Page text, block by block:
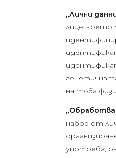
„Лични
лице, което
на това
набор от
употреба,